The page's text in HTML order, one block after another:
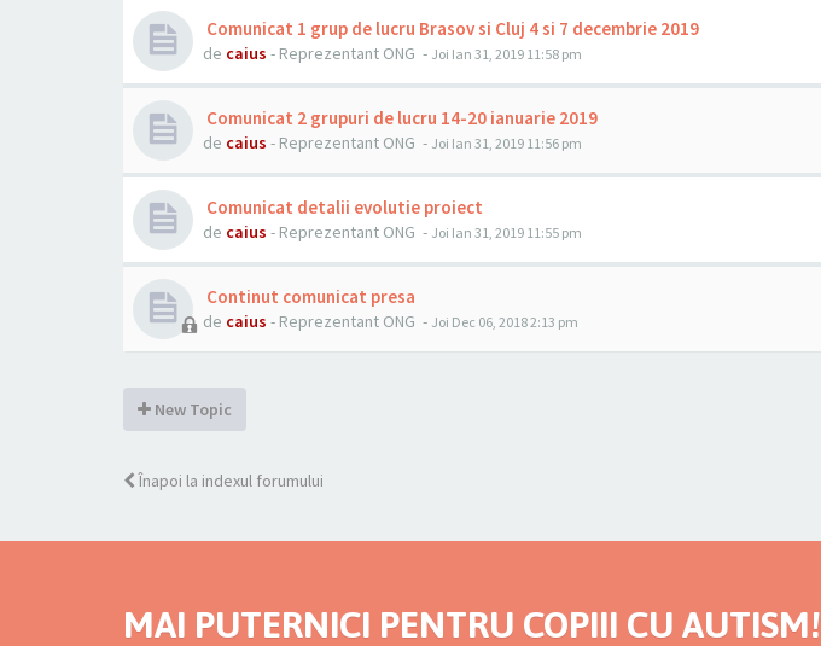
Comunicat 1 grup de lucru Brasov si Cluj 4 si 7 decembrie 2019
de caius - Reprezentant ONG - Joi Ian 31, 2019 11:58 pm
Comunicat 2 grupuri de lucru 14-20 ianuarie 2019
de caius - Reprezentant ONG - Joi Ian 31, 2019 11:56 pm
Comunicat detalii evolutie proiect
de caius - Reprezentant ONG - Joi Ian 31, 2019 11:55 pm
Continut comunicat presa
de caius - Reprezentant ONG - Joi Dec 06, 2018 2:13 pm
New Topic
Înapoi la indexul forumului
MAI PUTERNICI PENTRU COPIII CU AUTISM!